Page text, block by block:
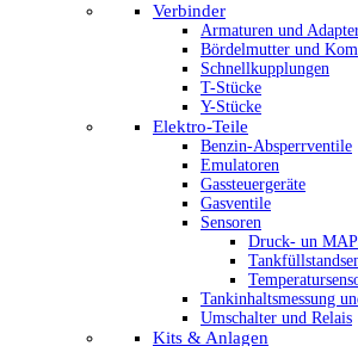
Verbinder
Armaturen und
Bördelmutter und
Schnellkupplungen
T-Stücke
Y-Stücke
Elektro-Teile
Benzin-Absperrventile
Emulatoren
Gassteuergeräte
Gasventile
Sensoren
Druck- un
Tankinhaltsmessung
Umschalter und Relais
Kits & Anlagen